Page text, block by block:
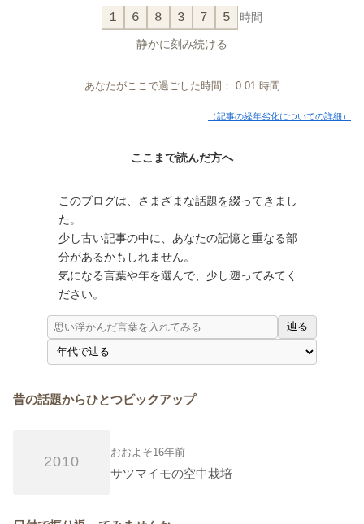
1 6 8 3 7 5 時間
静かに刻み続ける
あなたがここで過ごした時間： 0.01時間
（記事の経年劣化についての詳細）
ここまで読んだ方へ
このブログは、さまざまな話題を綴ってきまし
た。
少し古い記事の中に、あなたの記憶と重なる部
分があるかもしれません。
気になる言葉や年を選んで、少し遡ってみてく
ださい。
辿る
昔の話題からひとつピックアップ
2010
おおよそ16年前
サツマイモの空中栽培